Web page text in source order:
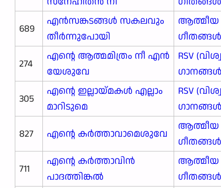
689
എൻസങ്കടങ്ങൾ സകലവും
തീർന്നുപോയി
ആത്മീയ
ഗീതങ്ങൾ
274
എന്റെ ആത്മമിത്രം നീ എന്‍
യേശുവേ
RSV
305
എന്റെ ഇല്ലായ്മകള്‍ എല്ലാം
മാറിടുമെ
RSV
827
എന്റെ കർത്താവാമെശുവേ
ആത്മീയ
ഗീതങ്ങൾ
711
എന്റെ കർത്താവിൻ
പാദത്തിങ്കൽ
ആത്മീയ
ഗീതങ്ങൾ